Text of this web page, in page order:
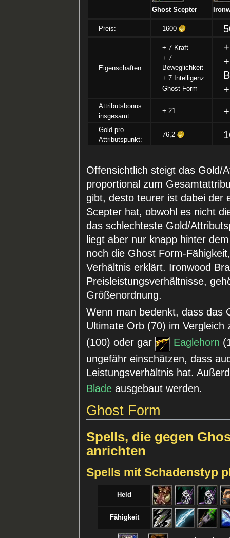
Ghost Scepter
Preis: 1600
Eigenschaften:
+ 7 Kraft
+ 7
Beweglichkeit
+ 7 Intelligenz
Ghost Form
Attributsbonus
insgesamt:
+ 21
Gold pro
Attributspunkt:
76,2
Offensichtlich steigt das Gold/
proportional zum
gibt, desto teurer ist dabei der
Scepter hat, obwohl es nicht
das schlechteste Gold/
liegt aber nur knapp hinter
noch die Ghost Form-
Verhältnis erklärt. Ironwood
Preisleistungsverhältnisse,
Größenordnung.
Wenn man bedenkt, dass das
Ultimate Orb (70) im
(100) oder gar
Eaglehorn
ungefähr einschätzen, dass
Leistungsverhältnis hat.
Blade ausgebaut werden.
Ghost Form
Spells, die gegen
anrichten
Spells mit Schadenstyp
Held
Fähigkeit